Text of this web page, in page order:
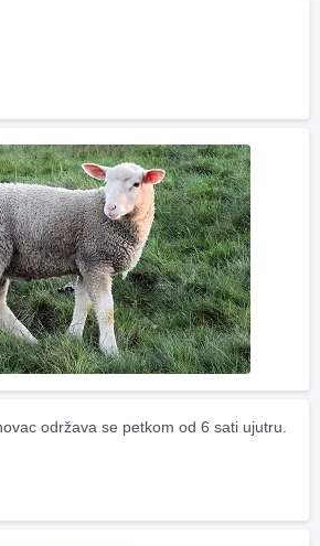
održava se petkom od 6 sati ujutru.